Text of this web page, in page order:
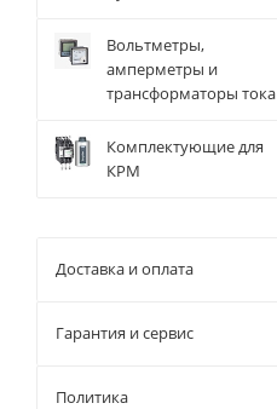
Вольтметры,
амперметры и
трансформаторы тока
Комплектующие для
КРМ
Доставка и оплата
Гарантия и сервис
Политика